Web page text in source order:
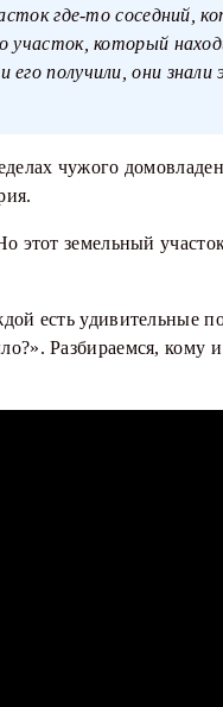
где-то соседний,
который
получили, они знали
чужого
земельный
есть удивительные
Разбираемся, кому